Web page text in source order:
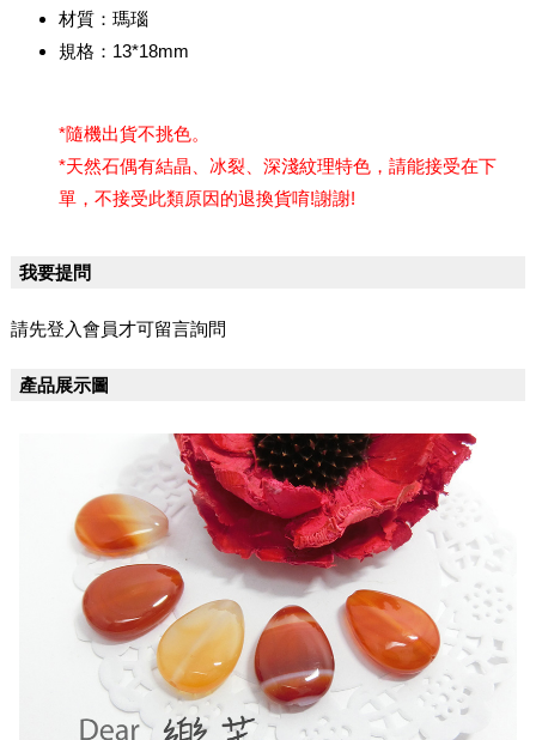
材質：瑪瑙
規格：13*18mm
*隨機出貨不挑色。
*天然石偶有結晶、冰裂、深淺紋理特色，請能接受在下
單，不接受此類原因的退換貨唷!謝謝!
我要提問
請先登入會員才可留言詢問
產品展示圖